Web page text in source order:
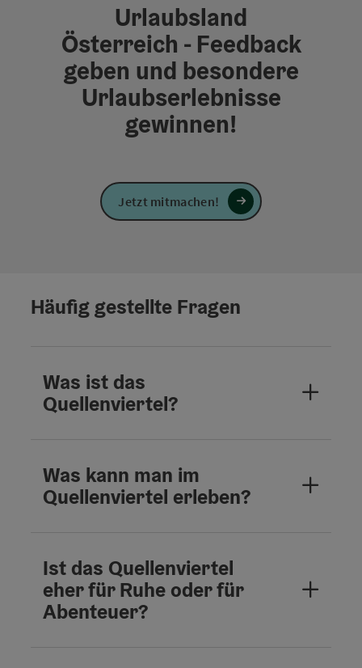
Urlaubsland
Österreich - Feedback
geben und besondere
Urlaubserlebnisse
gewinnen!
Jetzt mitmachen!
Häufig gestellte Fragen
Was ist das
Quellenviertel?
Was kann man im
Quellenviertel erleben?
Ist das Quellenviertel
eher für Ruhe oder für
Abenteuer?